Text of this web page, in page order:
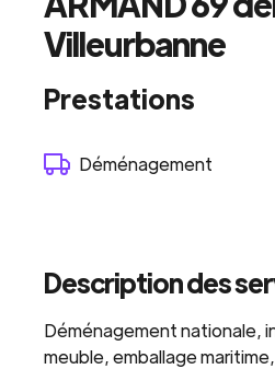
Villeurbanne
Prestations
Déménagement
Description des
Déménagement nationale,
meuble, emballage